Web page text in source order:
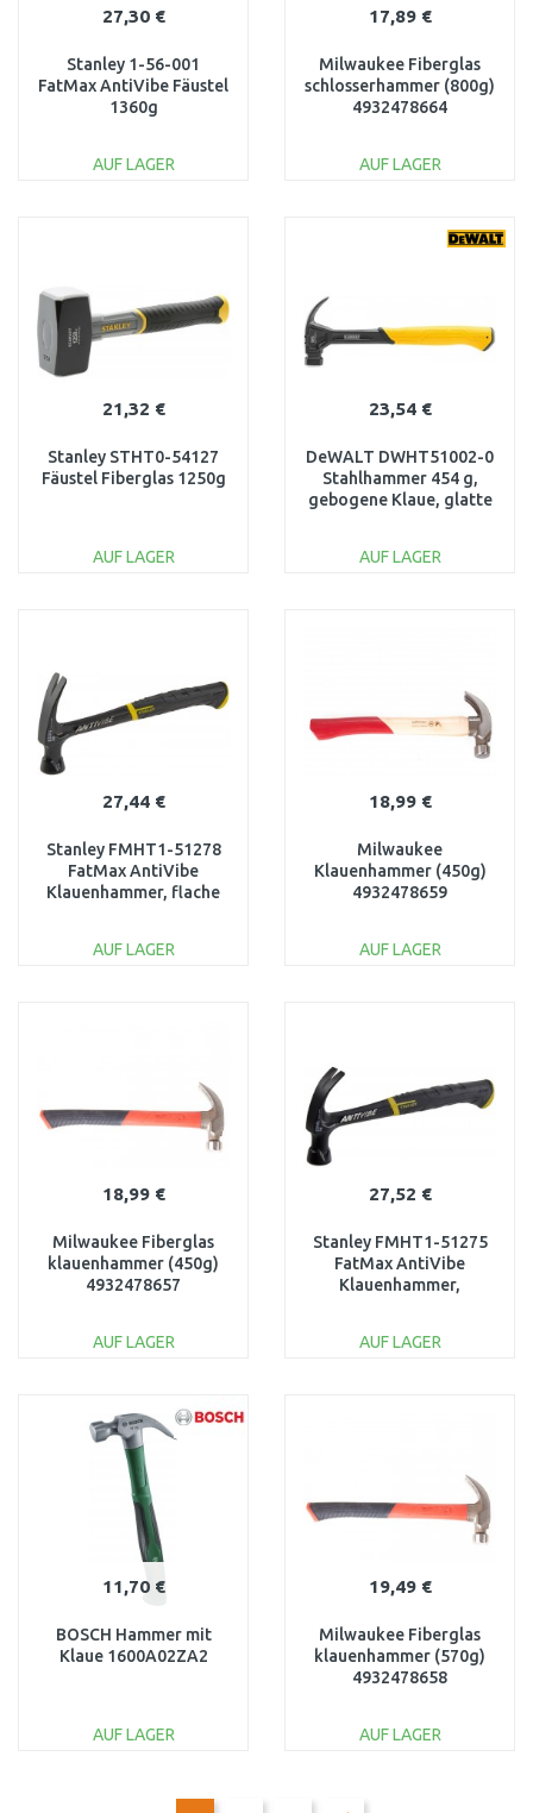
27,30 €
Stanley 1-56-001
FatMax AntiVibe Fäustel
1360g
AUF LAGER
17,89 €
Milwaukee Fiberglas
schlosserhammer (800g)
4932478664
AUF LAGER
21,32 €
Stanley STHT0-54127
Fäustel Fiberglas 1250g
AUF LAGER
23,54 €
DeWALT DWHT51002-0
Stahlhammer 454 g,
gebogene Klaue, glatte
AUF LAGER
27,44 €
Stanley FMHT1-51278
FatMax AntiVibe
Klauenhammer, flache
AUF LAGER
18,99 €
Milwaukee
Klauenhammer (450g)
4932478659
AUF LAGER
18,99 €
Milwaukee Fiberglas
klauenhammer (450g)
4932478657
AUF LAGER
Vergleichen
27,52 €
Stanley FMHT1-51275
FatMax AntiVibe
Klauenhammer,
AUF LAGER
11,70 €
BOSCH Hammer mit
Klaue 1600A02ZA2
AUF LAGER
19,49 €
Milwaukee Fiberglas
klauenhammer (570g)
4932478658
AUF LAGER